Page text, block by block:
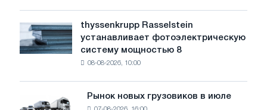
воды
угрожает
thyssenkrupp
Rasselstein
устанавливает
фотоэлектрическую
thyssenkrupp Rasselstein
устанавливает фотоэлектрическую
систему мощностью 8
08-08-2026, 10:00
Рынок
Рынок новых грузовиков в июле